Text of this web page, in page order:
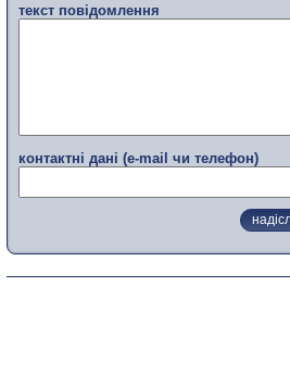
текст повідомлення
контактні дані (e-mail чи телефон)